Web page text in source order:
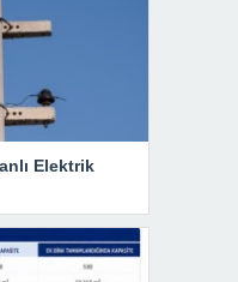
Elektrik